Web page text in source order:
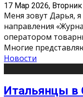
17 Мар 2026, Вторник
Меня зовут Дарья, я
направления
оператором
Многие
Новости
Итальянцы